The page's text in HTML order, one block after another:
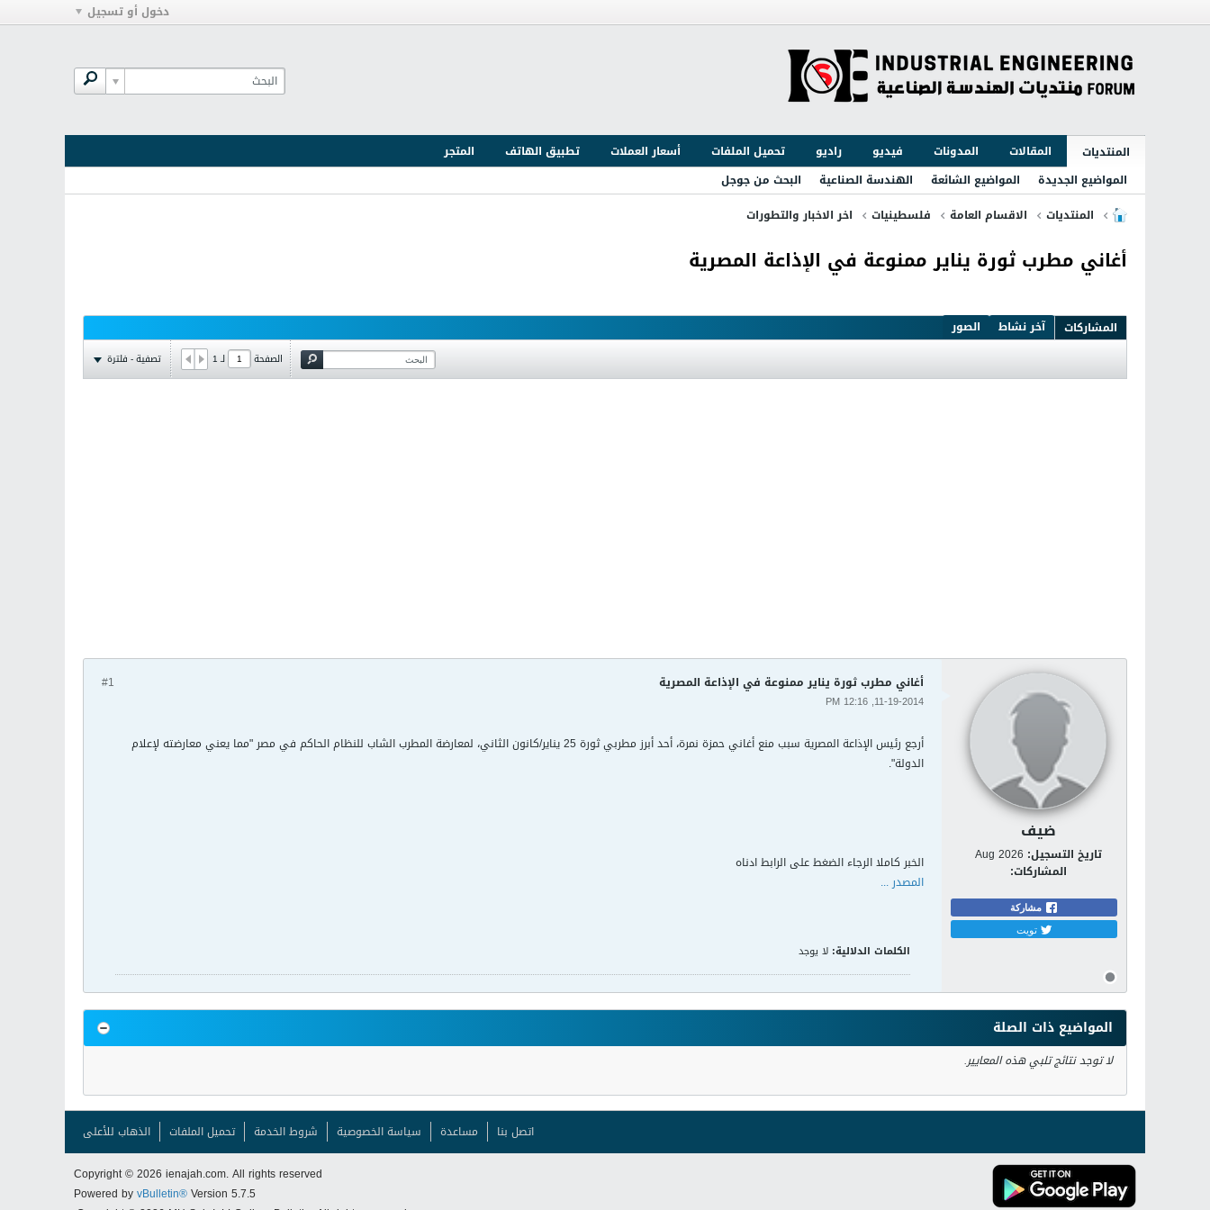
دخول أو تسجيل
المنتديات المقالات المدونات فيديو راديو تحميل الملفات أسعار العملات تطبيق الهاتف
المتجر
المواضيع الجديدة
المواضيع الشائعة الهندسة الصناعية
البحث من جوجل
المنتديات
الاقسام العامة فلسطينيات اخر الاخبار والتطورات
أغاني مطرب ثورة يناير ممنوعة في الإذاعة المصرية
المشاركات آخر نشاط الصور
الصفحة لـ1 تصفية - فلترة
ضيف
تاريخ التسجيل: Aug 2026
المشاركات:
مشاركة
تويت
#1 أغاني مطرب ثورة يناير ممنوعة في الإذاعة المصرية
11-19-2014, 12:16 PM
أرجع رئيس الإذاعة المصرية سبب منع أغاني حمزة نمرة، أحد أبرز مطربي ثورة 25 يناير/كانون الثاني، لمعارضة المطرب الشاب للنظام الحاكم في مصر "مما يعني معارضته لإعلام
الدولة".
الخبر كاملا الرجاء الضغط على الرابط ادناه
المصدر ...
الكلمات الدلالية: لا يوجد
المواضيع ذات الصلة
لا توجد نتائج تلبي هذه المعايير.
اتصل بنا مساعدة سياسة الخصوصية شروط الخدمة تحميل الملفات الذهاب للأعلى
Copyright © 2026 ienajah.com. All rights reserved
Powered byvBulletin®Version 5.7.5